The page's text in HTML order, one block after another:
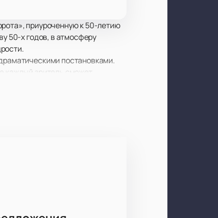
приуроченную к 50-летию
50-х годов, в атмосферу
постановками.
зритель сможет
пережить моменты, которые
уникального события в